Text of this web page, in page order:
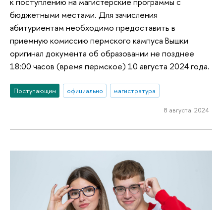
бюджетными местами. Для зачисления
абитуриентам необходимо предоставить в
приемную комиссию пермского кампуса Вышки
оригинал документа об образовании не позднее
18:00 часов (время пермское) 10 августа 2024 года.
Поступающим официально магистратура
8 августа 2024